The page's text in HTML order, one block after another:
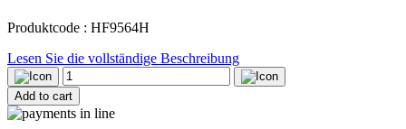
Produktcode : HF9564H
Lesen Sie die vollständige Beschreibung
Einweg-
Neutralelektrode
quantity
Add to cart